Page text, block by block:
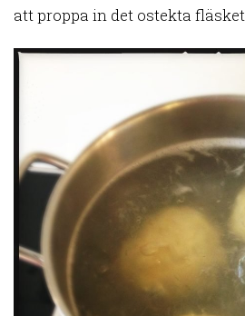
att proppa in det ostekta fläsket.